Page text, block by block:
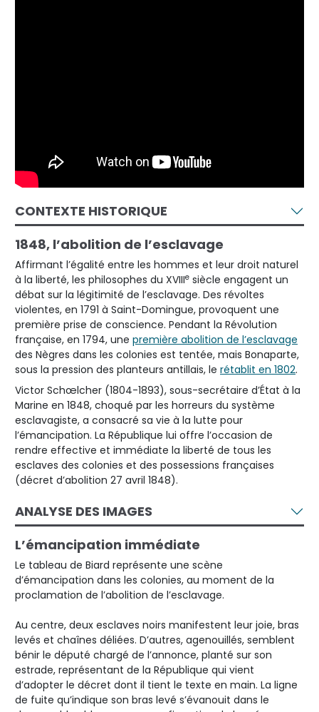
CONTEXTE HISTORIQUE
1848, l’abolition de l’esclavage
Affirmant l’égalité entre les hommes et leur droit naturel
à la liberté, les philosophes du XVIIIe siècle engagent un
débat sur la légitimité de l’esclavage. Des révoltes
violentes, en 1791 à Saint-Domingue, provoquent une
première prise de conscience. Pendant la Révolution
française, en 1794, une première abolition de l’esclavage
des Nègres dans les colonies est tentée, mais Bonaparte,
sous la pression des planteurs antillais, le rétablit en 1802.
Victor Schœlcher (1804-1893), sous-secrétaire d’État à la
Marine en 1848, choqué par les horreurs du système
esclavagiste, a consacré sa vie à la lutte pour
l’émancipation. La République lui offre l’occasion de
rendre effective et immédiate la liberté de tous les
esclaves des colonies et des possessions françaises
(décret d’abolition 27 avril 1848).
ANALYSE DES IMAGES
L’émancipation immédiate
Le tableau de Biard représente une scène
d’émancipation dans les colonies, au moment de la
proclamation de l’abolition de l’esclavage.
Au centre, deux esclaves noirs manifestent leur joie, bras
levés et chaînes déliées. D’autres, agenouillés, semblent
bénir le député chargé de l’annonce, planté sur son
estrade, représentant de la République qui vient
d’adopter le décret dont il tient le texte en main. La ligne
de fuite qu’indique son bras levé s’évanouit dans le